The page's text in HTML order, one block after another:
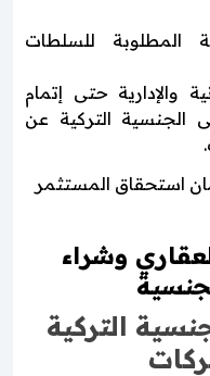
المطلوبة للسلطات
والإدارية حتى إتمام
الجنسية التركية عن
استحقاق المستثمر
وشراء
التركية